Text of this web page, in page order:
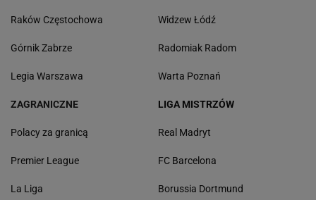
Raków Częstochowa
Górnik Zabrze
Legia Warszawa
Widzew Łódź
Radomiak Radom
Warta Poznań
ZAGRANICZNE
Polacy za granicą
Premier League
La Liga
LIGA MISTRZÓW
Real Madryt
FC Barcelona
Borussia Dortmund